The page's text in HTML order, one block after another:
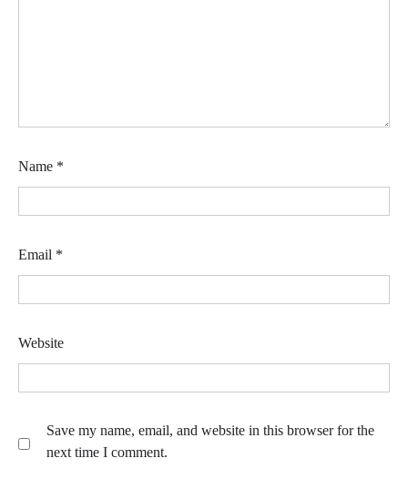
Name *
Email *
Website
Save my name, email, and website in this browser for the
next time I comment.